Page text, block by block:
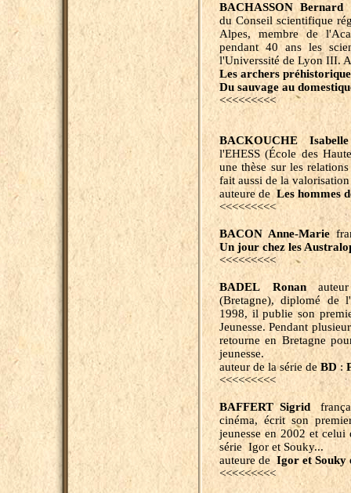
BACHASSON Bernard
du Conseil scientifique
Alpes, membre de
pendant 40 ans les
l'Universsité de Lyon III.
Les archers
Du sauvage au
<<<<<<<<<
BACKOUCHE Isabelle
l'EHESS (École des
une thèse sur les
fait aussi de la
auteure deLes hommes
<<<<<<<<<
BACON Anne-Marie
Un jour chez les
<<<<<<<<<
BADEL Ronanauteur
(Bretagne), diplomé de
1998, il publie son
Jeunesse. Pendant
retourne en Bretagne
jeunesse.
auteur de la série deBD :
<<<<<<<<<
BAFFERT Sigrid
cinéma, écrit son
jeunesse en 2002 et
série Igor et Souky...
auteure de Igor et Souky
<<<<<<<<<